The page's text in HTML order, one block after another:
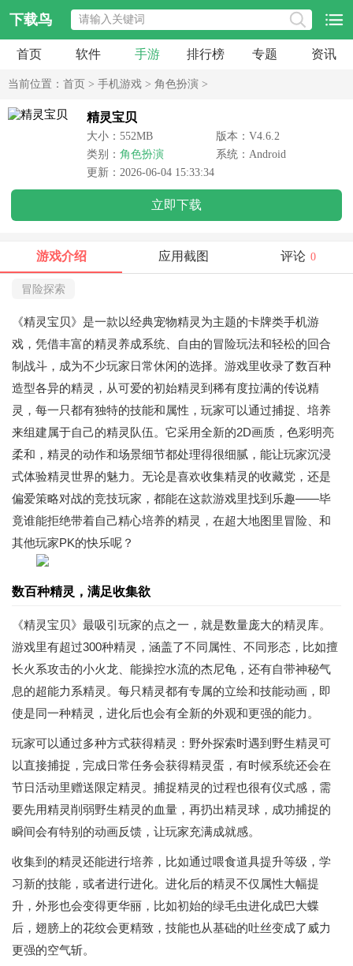
下载鸟
首页 软件 手游 排行榜 专题 资讯
当前位置： 首页 > 手机游戏 > 角色扮演 >
精灵宝贝
大小：552MB
版本：V4.6.2
类别： 角色扮演
系统：Android
更新：2026-06-04 15:33:34
立即下载
游戏介绍 应用截图 评论 0
冒险探索
《精灵宝贝》是一款以经典宠物精灵为主题的卡牌类手机游
戏，凭借丰富的精灵养成系统、自由的冒险玩法和轻松的回合
制战斗，成为不少玩家日常休闲的选择。游戏里收录了数百种
造型各异的精灵，从可爱的初始精灵到稀有度拉满的传说精
灵，每一只都有独特的技能和属性，玩家可以通过捕捉、培养
来组建属于自己的精灵队伍。它采用全新的2D画质，色彩明亮
柔和，精灵的动作和场景细节都处理得很细腻，能让玩家沉浸
式体验精灵世界的魅力。无论是喜欢收集精灵的收藏党，还是
偏爱策略对战的竞技玩家，都能在这款游戏里找到乐趣——毕
竟谁能拒绝带着自己精心培养的精灵，在超大地图里冒险、和
其他玩家PK的快乐呢？
数百种精灵，满足收集欲
《精灵宝贝》最吸引玩家的点之一，就是数量庞大的精灵库。
游戏里有超过300种精灵，涵盖了不同属性、不同形态，比如擅
长火系攻击的小火龙、能操控水流的杰尼龟，还有自带神秘气
息的超能力系精灵。每只精灵都有专属的立绘和技能动画，即
使是同一种精灵，进化后也会有全新的外观和更强的能力。
玩家可以通过多种方式获得精灵：野外探索时遇到野生精灵可
以直接捕捉，完成日常任务会获得精灵蛋，有时候系统还会在
节日活动里赠送限定精灵。捕捉精灵的过程也很有仪式感，需
要先用精灵削弱野生精灵的血量，再扔出精灵球，成功捕捉的
瞬间会有特别的动画反馈，让玩家充满成就感。
收集到的精灵还能进行培养，比如通过喂食道具提升等级，学
习新的技能，或者进行进化。进化后的精灵不仅属性大幅提
升，外形也会变得更华丽，比如初始的绿毛虫进化成巴大蝶
后，翅膀上的花纹会更精致，技能也从基础的吐丝变成了威力
更强的空气斩。